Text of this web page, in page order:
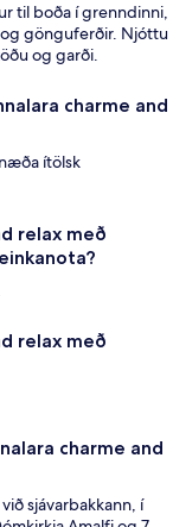
til boða í grenndinni,
gönguferðir. Njóttu
og garði.
charme and
ítölsk
relax með
relax með
charme and
sjávarbakkann, í